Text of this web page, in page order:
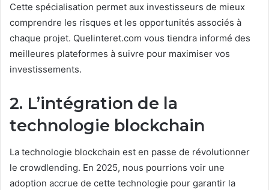
Cette spécialisation permet aux investisseurs de mieux
comprendre les risques et les opportunités associés à
chaque projet. Quelinteret.com vous tiendra informé des
meilleures plateformes à suivre pour maximiser vos
investissements.
2. L’intégration de la
technologie blockchain
La technologie blockchain est en passe de révolutionner
le crowdlending. En 2025, nous pourrions voir une
adoption accrue de cette technologie pour garantir la